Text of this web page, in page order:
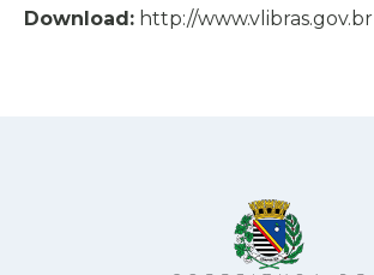
Download: http://www.vlibras.gov.br